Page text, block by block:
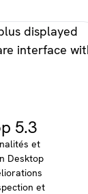
5.3
et
Desktop
et